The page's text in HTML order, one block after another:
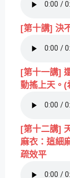
[第十講] 決
[第十一講]
動搖上天。(
[第十二講]
麻衣：這細
疏效平